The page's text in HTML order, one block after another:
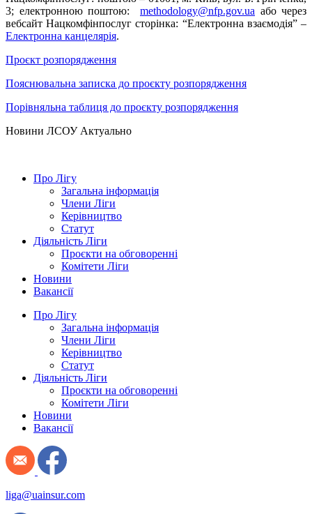
3; електронною поштою: methodology@nfp.gov.ua або через
вебсайт Нацкомфінпослуг сторінка: “Електронна взаємодія” –
Електронна канцелярія.
Проєкт розпорядження
Пояснювальна записка до проєкту розпорядження
Порівняльна таблиця до проєкту розпорядження
Hовини ЛСОУ Актуально
Про Лігу
Загальна інформація
Члени Ліги
Керівництво
Статут
Діяльність Ліги
Проєкти на обговоренні
Комітети Ліги
Новини
Вакансії
Про Лігу
Загальна інформація
Члени Ліги
Керівництво
Статут
Діяльність Ліги
Проєкти на обговоренні
Комітети Ліги
Новини
Вакансії
liga@uainsur.com